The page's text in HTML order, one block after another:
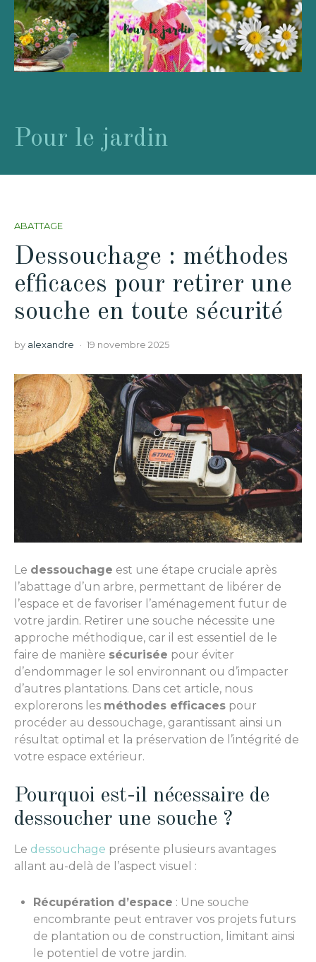
Pour le jardin
ABATTAGE
Dessouchage : méthodes
efficaces pour retirer une
souche en toute sécurité
by alexandre 19 novembre 2025
Le dessouchage est une étape cruciale après
l’abattage d’un arbre, permettant de libérer de
l’espace et de favoriser l’aménagement futur de
votre jardin. Retirer une souche nécessite une
approche méthodique, car il est essentiel de le
faire de manière sécurisée pour éviter
d’endommager le sol environnant ou d’impacter
d’autres plantations. Dans cet article, nous
explorerons les méthodes efficaces pour
procéder au dessouchage, garantissant ainsi un
résultat optimal et la préservation de l’intégrité de
votre espace extérieur.
Pourquoi est-il nécessaire de
dessoucher une souche ?
Le dessouchage présente plusieurs avantages
allant au-delà de l’aspect visuel :
Récupération d’espace : Une souche
encombrante peut entraver vos projets futurs
de plantation ou de construction, limitant ainsi
le potentiel de votre jardin.